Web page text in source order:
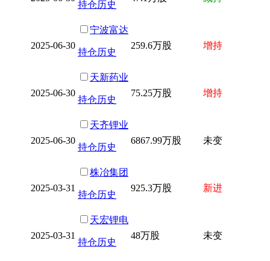
持仓历史
2025-06-30
宁波富达
持仓历史
259.6万股 增持
2025-06-30
天新药业
持仓历史
75.25万股 增持
2025-06-30
天齐锂业
持仓历史
6867.99万股 未变
2025-03-31
株冶集团
持仓历史
925.3万股 新进
2025-03-31
天宏锂电
持仓历史
48万股 未变